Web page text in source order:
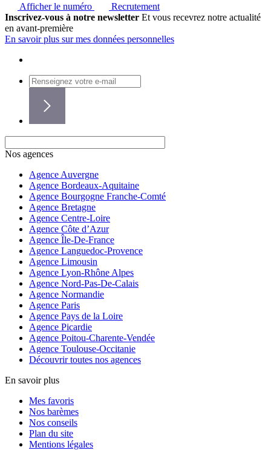
Afficher le numéro
Recrutement
Inscrivez-vous à notre newsletter Et vous recevrez notre actualité
en avant-première
En savoir plus sur mes données personnelles
Nos agences
Agence Auvergne
Agence Bordeaux-Aquitaine
Agence Bourgogne Franche-Comté
Agence Bretagne
Agence Centre-Loire
Agence Côte d’Azur
Agence Île-De-France
Agence Languedoc-Provence
Agence Limousin
Agence Lyon-Rhône Alpes
Agence Nord-Pas-De-Calais
Agence Normandie
Agence Paris
Agence Pays de la Loire
Agence Picardie
Agence Poitou-Charente-Vendée
Agence Toulouse-Occitanie
Découvrir toutes nos agences
En savoir plus
Mes favoris
Nos barèmes
Nos conseils
Plan du site
Mentions légales